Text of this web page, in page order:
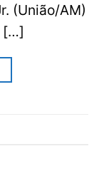
(União/AM)
[…]